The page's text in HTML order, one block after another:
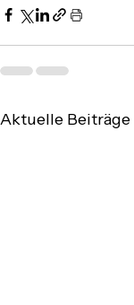
Aktuelle Beiträge